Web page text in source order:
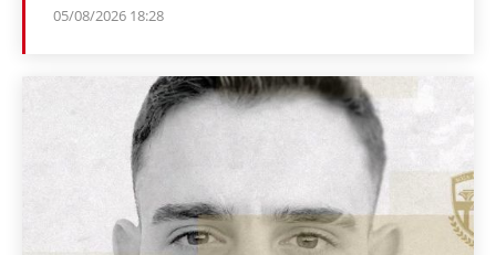
05/08/2026 18:28